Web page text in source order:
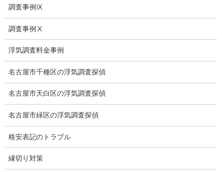
子供のいじめ問題・いじめ相談、小学生、中学生、高校生
結婚前の行動調査
結婚調査
社員の行動調査
調査事例Ⅸ
調査事例Ⅹ
浮気調査料金事例
名古屋市千種区の浮気調査探偵
名古屋市天白区の浮気調査探偵
名古屋市緑区の浮気調査探偵
格安表記のトラブル
縁切り対策